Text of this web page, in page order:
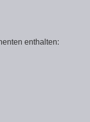
enthalten: